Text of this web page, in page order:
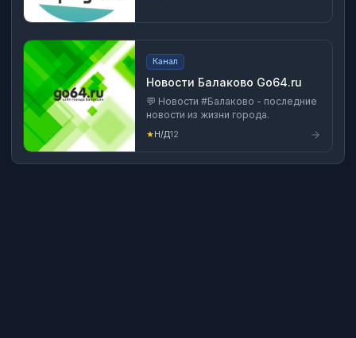
Канал
Новости Балаково Go64.ru
💬 Новости #Балаково - последние
новости из жизни города.
★ Н/Д12